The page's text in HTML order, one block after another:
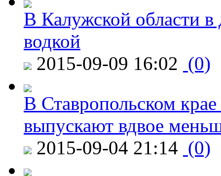
В Калужской области в
водкой
2015-09-09 16:02 (0)
В Ставропольском
выпускают вдвое
2015-09-04 21:14 (0)